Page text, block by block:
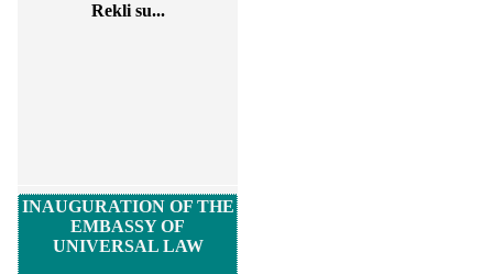
Rekli su...
INAUGURATION OF THE
EMBASSY OF
UNIVERSAL LAW